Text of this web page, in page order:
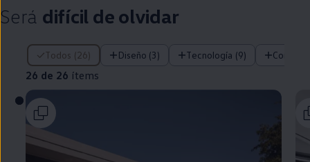
Será difícil de olvidar
Todos (26) Diseño (3) Tecnología (9) Confort
26 de 26 ítems
26 de 26 ítems